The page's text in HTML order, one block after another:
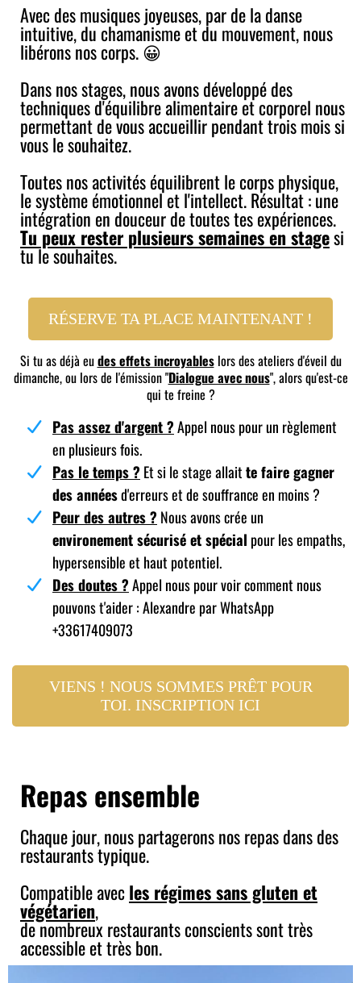
Avec des musiques joyeuses, par de la danse
intuitive, du chamanisme et du mouvement, nous
libérons nos corps. 😀
Dans nos stages, nous avons développé des
techniques d'équilibre alimentaire et corporel nous
permettant de vous accueillir pendant trois mois si
vous le souhaitez.
Toutes nos activités équilibrent le corps physique,
le système émotionnel et l'intellect. Résultat : une
intégration en douceur de toutes tes expériences.
Tu peux rester plusieurs semaines en stagesi
tu le souhaites.
RÉSERVE TA PLACE MAINTENANT !
Si tu as déjà eudes effets incroyableslors des ateliers d'éveil du
dimanche, ou lors de l'émission "Dialogue avec nous", alors qu'est-ce
qui te freine ?
Pas assez d'argent ?Appel nous pour un règlement
en plusieurs fois.
Pas le temps ? Et si le stage allaitte faire gagner
des annéesd'erreurs et de souffrance en moins ?
Peur des autres ? Nous avons crée un
environement sécurisé et spécial pour les empaths,
hypersensible et haut potentiel.
Des doutes ?Appel nous pour voir comment nous
pouvons t'aider : Alexandre par WhatsApp
+33617409073
VIENS ! NOUS SOMMES PRÊT POUR
TOI. INSCRIPTION ICI
Repas ensemble
Chaque jour, nous partagerons nos repas dans des
restaurants typique.
Compatible avecles régimes sans gluten et
végétarien,
de nombreux restaurants conscients sont très
accessible et très bon.